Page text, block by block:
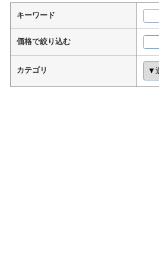
キーワード
価格で絞り込む
カテゴリ